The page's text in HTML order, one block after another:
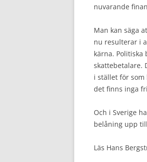
nuvarande
Man kan säga
nu resulterar i
kärna.
skattebetalare.
i stället för som
det finns inga
Och i Sverige
belåning upp
Läs Hans